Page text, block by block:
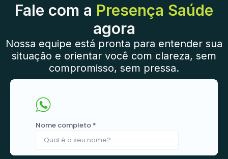
Fale com a Presença Saúde
agora
Nossa equipe está pronta para entender sua
situação e orientar você com clareza, sem
compromisso, sem pressa.